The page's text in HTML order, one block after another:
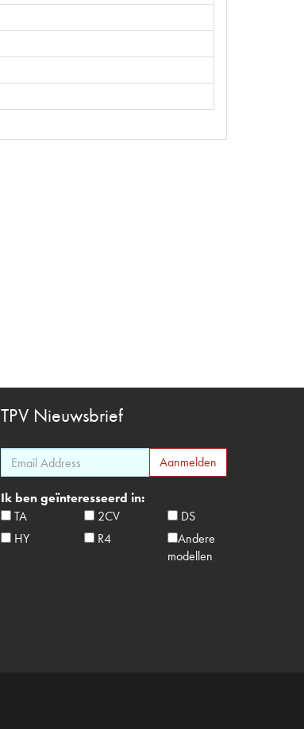
TPV Nieuwsbrief
Ik ben geïnteresseerd in:
TA
2CV
DS
HY
R4
Andere
modellen